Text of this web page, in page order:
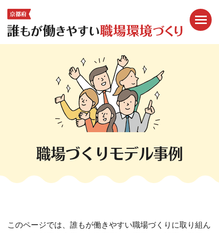
メニ
職場づくりモデル事例
このページでは、誰もが働きやすい職場づくりに取り組ん